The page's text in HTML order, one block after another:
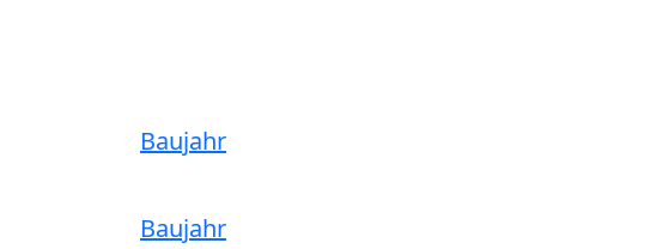
Baujahr
Baujahr